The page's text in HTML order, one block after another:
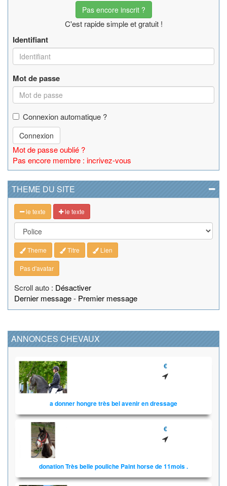
Pas encore inscrit ?
C'est rapide simple et gratuit !
Identifiant
Mot de passe
Connexion automatique ?
Connexion
Mot de passe oublié ?
Pas encore membre : incrivez-vous
THEME DU SITE
le texte le texte
Theme Titre Lien
Pas d'avatar
Scroll auto : Désactiver
Dernier message- Premier message
ANNONCES CHEVAUX
€
a donner hongre très bel avenir en dressage
€
donation Très belle pouliche Paint horse de 11mois .